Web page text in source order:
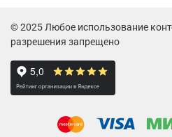
© 2025 Любое использование
разрешения запрещено